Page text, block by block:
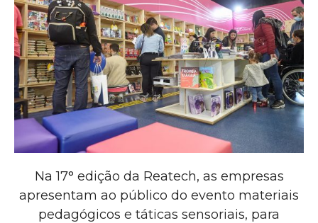
Na 17° edição da Reatech, as empresas
apresentam ao público do evento materiais
pedagógicos e táticas sensoriais, para